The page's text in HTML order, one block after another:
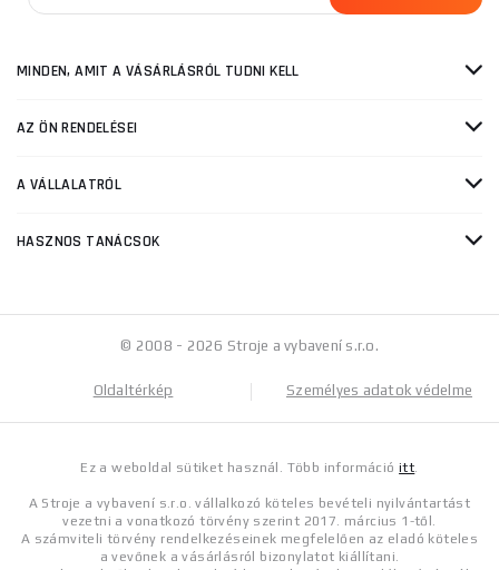
MINDEN, AMIT A VÁSÁRLÁSRÓL TUDNI KELL
AZ ÖN RENDELÉSEI
A VÁLLALATRÓL
HASZNOS TANÁCSOK
© 2008 - 2026 Stroje a vybavení s.r.o.
Oldaltérkép Személyes adatok védelme
Ez a weboldal sütiket használ. Több információitt.
A Stroje a vybavení s.r.o. vállalkozó köteles bevételi nyilvántartást
vezetni a vonatkozó törvény szerint 2017. március 1-től.
A számviteli törvény rendelkezéseinek megfelelően az eladó köteles
a vevőnek a vásárlásról bizonylatot kiállítani.